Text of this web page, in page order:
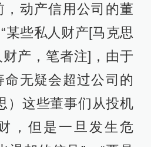
动产信用公司的董
某些私人财产[马克思
产，笔者注]，由于
无疑会超过公司的
）这些董事们从投机
，但是一旦发生危